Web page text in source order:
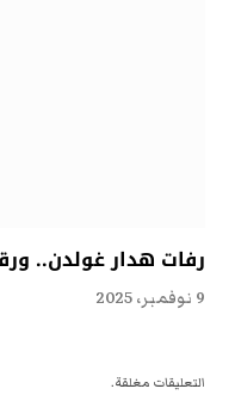
رفات هدار غولدن..
9 نوفمبر، 2025
التعليقات مغلقة.